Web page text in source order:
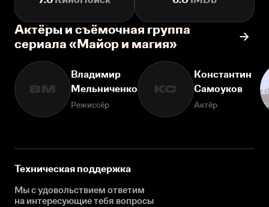
Актёры и съёмочная группа
сериала «Майор и магия»
ВМ
Владимир
Мельниченко
Режиссёр
КС
Константин
Самоуков
Актёр
Техническая поддержка
Мы с удовольствием ответим
на интересующиетебя вопросы